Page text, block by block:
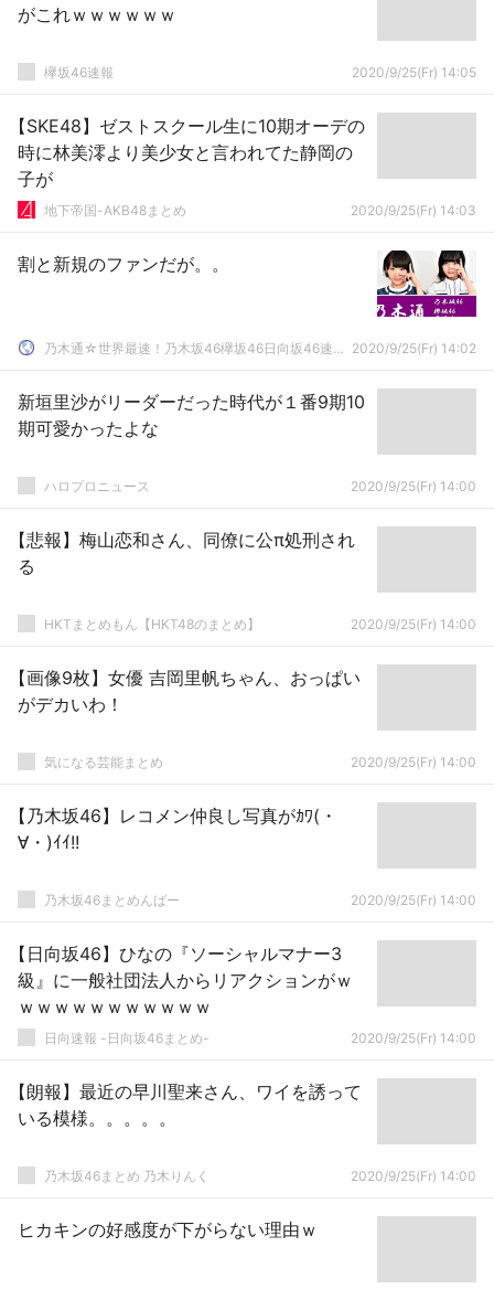
がこれｗｗｗｗｗｗ
欅坂46速報 2020/9/25(Fr) 14:05
【SKE48】ゼストスクール生に10期オーデの
時に林美澪より美少女と言われてた静岡の
子が
地下帝国-AKB48まとめ 2020/9/25(Fr) 14:03
割と新規のファンだが。。
乃木通☆世界最速！乃木坂46欅坂46日向坂46速報まとめ 2020/9/25(Fr) 14:02
新垣里沙がリーダーだった時代が１番9期10
期可愛かったよな
ハロプロニュース 2020/9/25(Fr) 14:00
【悲報】梅山恋和さん、同僚に公π処刑され
る
HKTまとめもん【HKT48のまとめ】 2020/9/25(Fr) 14:00
【画像9枚】女優 吉岡里帆ちゃん、おっぱい
がデカいわ！
気になる芸能まとめ 2020/9/25(Fr) 14:00
【乃木坂46】レコメン仲良し写真がｶﾜ(・
∀・)ｲｲ!!
乃木坂46まとめんばー 2020/9/25(Fr) 14:00
【日向坂46】ひなの『ソーシャルマナー3
級』に一般社団法人からリアクションがｗ
ｗｗｗｗｗｗｗｗｗｗｗ
日向速報 -日向坂46まとめ- 2020/9/25(Fr) 14:00
【朗報】最近の早川聖来さん、ワイを誘って
いる模様。。。。。
乃木坂46まとめ 乃木りんく 2020/9/25(Fr) 14:00
ヒカキンの好感度が下がらない理由ｗ